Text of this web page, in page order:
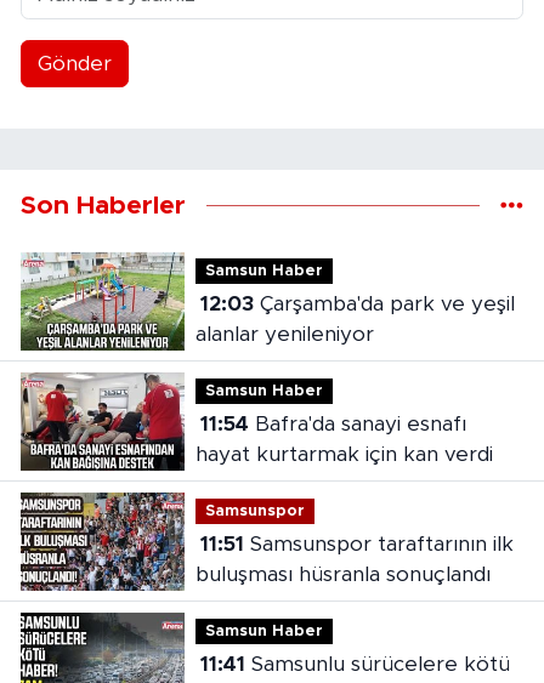
Gönder
Son Haberler
Samsun Haber
12:03Çarşamba'da park ve yeşil
alanlar yenileniyor
Samsun Haber
11:54
hayat kurtarmak için kan verdi
Samsunspor
11:51
buluşması hüsranla sonuçlandı
Samsun Haber
11:41